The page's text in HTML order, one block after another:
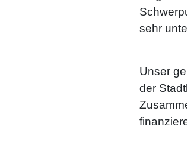
sehr
Unser
der